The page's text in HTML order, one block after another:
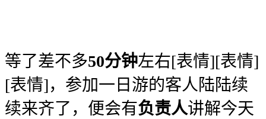
等了差不多50分钟左右[表情][表情]
[表情]，参加一日游的客人陆陆续
续来齐了，便会有负责人讲解今天